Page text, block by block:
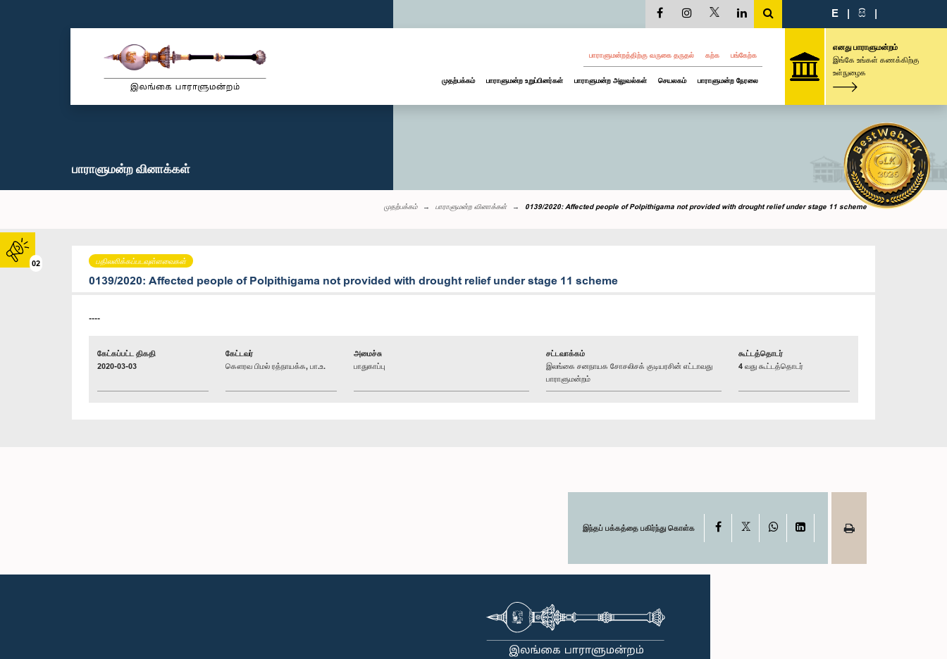
02
E | සි |
பாராளுமன்றத்திற்கு வருகை தருதல் கற்க பங்கேற்க
முதற்பக்கம் பாராளுமன்ற உறுப்பினர்கள் பாராளுமன்ற அலுவல்கள் செயலகம் பாராளுமன்ற நேரலை
எனது பாராளுமன்றம்
இங்கே உங்கள் கணக்கிற்கு
உள்நுழைக
பாராளுமன்ற வினாக்கள்
முதற்பக்கம் பாராளுமன்ற வினாக்கள் 0139/2020: Affected people of Polpithigama not provided with drought relief under stage 11 scheme
பதிலளிக்கப்படவுள்ளவைகள்
0139/2020: Affected people of Polpithigama not provided with drought relief under stage 11 scheme
----
கேட்கப்பட்ட திகதி
2020-03-03
கேட்டவர்
கௌரவ பிமல் ரத்நாயக்க, பா.உ.
அமைச்சு
பாதுகாப்பு
சட்டவாக்கம்
இலங்கை சனநாயக சோசலிசக் குடியரசின் எட்டாவது
பாராளுமன்றம்
கூட்டத்தொடர்
4 வது கூட்டத்தொடர்
இந்தப் பக்கத்தை பகிர்ந்து கொள்க Facebook WhatsAppLinkedIn